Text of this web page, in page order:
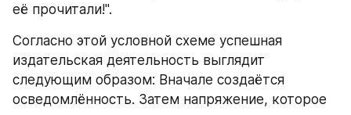
её прочитали!".
Согласно этой условной схеме успешная
издательская деятельность выглядит
следующим образом: Вначале создаётся
осведомлённость. Затем напряжение, которое